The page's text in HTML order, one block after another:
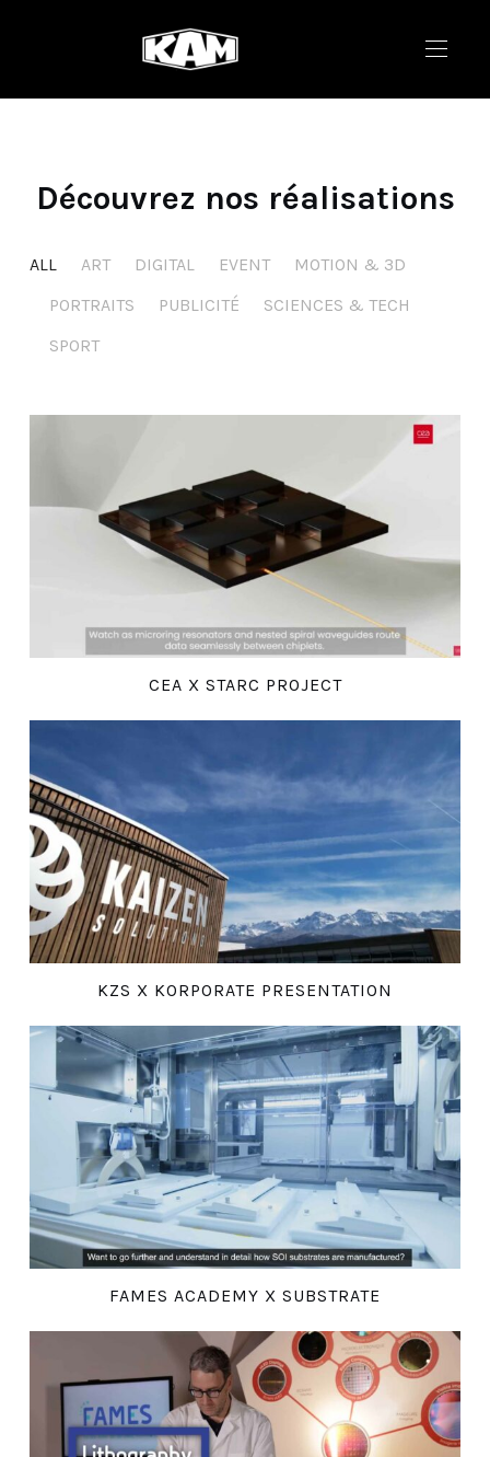
Découvrez nos réalisations
ALL ART DIGITAL EVENT
MOTION & 3D
PORTRAITS
PUBLICITÉ
SCIENCES & TECH
SPORT
CEA X STARC PROJECT
KZS X KORPORATE PRESENTATION
FAMES ACADEMY X SUBSTRATE